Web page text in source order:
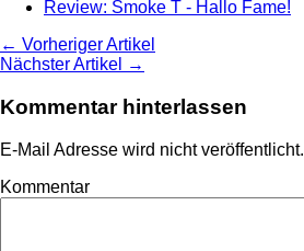
Review: Smoke T - Hallo Fame!
← Vorheriger Artikel
Nächster Artikel →
Kommentar hinterlassen
E-Mail Adresse wird nicht veröffentlicht.
Kommentar